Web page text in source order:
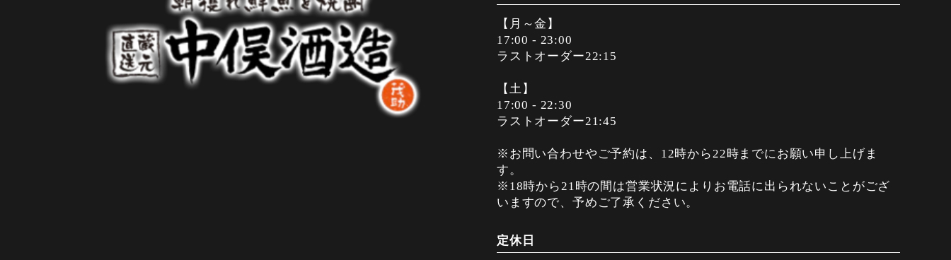
【月～金】
17:00 - 23:00
ラストオーダー22:15
【土】
17:00 - 22:30
ラストオーダー21:45
※お問い合わせやご予約は、12時から22時までにお願い申し上げま
す。
※18時から21時の間は営業状況によりお電話に出られないことがござ
いますので、予めご了承ください。
定休日